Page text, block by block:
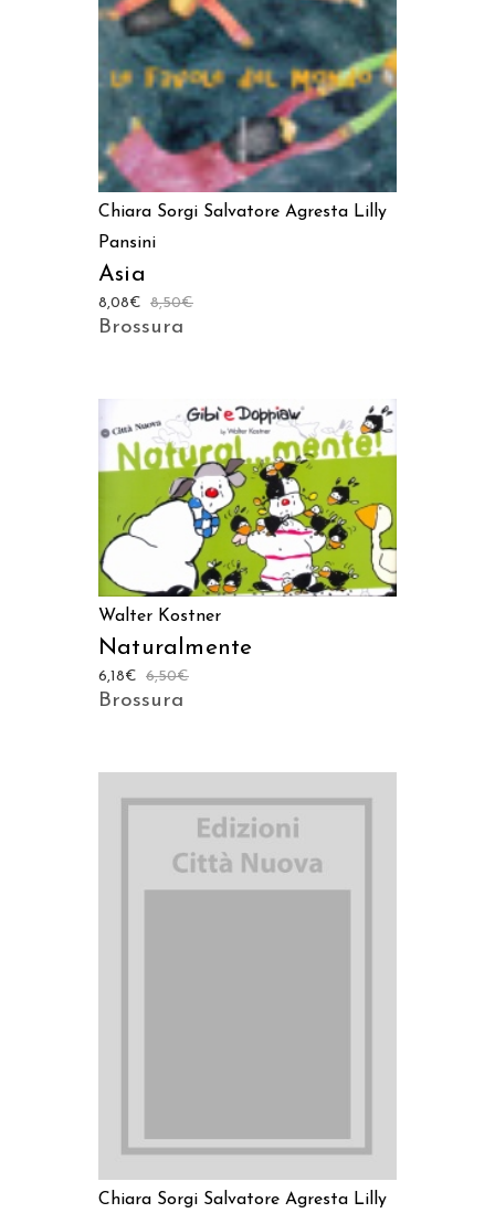
Chiara Sorgi Salvatore Agresta Lilly
Pansini
Asia
8,50€
8,08€
Brossura
AGGIUNGI AL CARRELLO
Walter Kostner
Naturalmente
6,50€
6,18€
Brossura
Chiara Sorgi Salvatore Agresta Lilly